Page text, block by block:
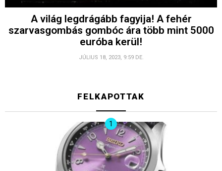
A világ legdrágább fagyija! A fehér
szarvasgombás gombóc ára több mint 5000
euróba kerül!
JÚLIUS 18, 2023, 9:59 DE.
FELKAPOTTAK